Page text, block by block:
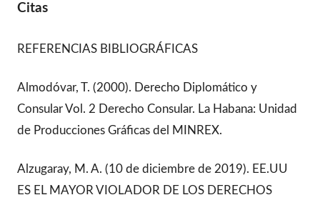
Citas
REFERENCIAS BIBLIOGRÁFICAS
Almodóvar, T. (2000). Derecho Diplomático y
Consular Vol. 2 Derecho Consular. La Habana: Unidad
de Producciones Gráficas del MINREX.
Alzugaray, M. A. (10 de diciembre de 2019). EE.UU
ES EL MAYOR VIOLADOR DE LOS DERECHOS